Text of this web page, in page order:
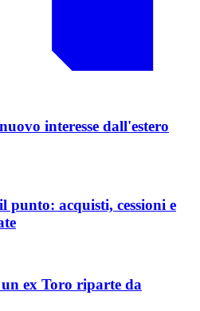
interesse dall'estero
punto: acquisti, cessioni e
ex Toro riparte da